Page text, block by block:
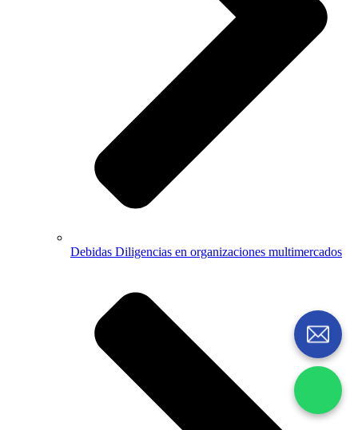
Debidas Diligencias en organizaciones multimercados